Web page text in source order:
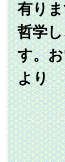
有り
哲学
す。
より